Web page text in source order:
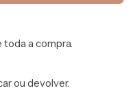
a compra.
ou devolver.